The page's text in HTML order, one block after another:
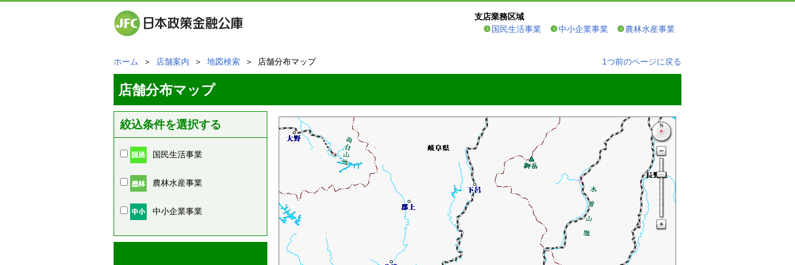
支店業務区域
国民生活事業
中小企業事業 農林水産事業
ホーム ＞ 店舗案内 ＞ 地図検索 ＞ 店舗分布マップ 1つ前のページに戻る
店舗分布マップ
絞込条件を選択する
国民生活事業
農林水産事業
中小企業事業